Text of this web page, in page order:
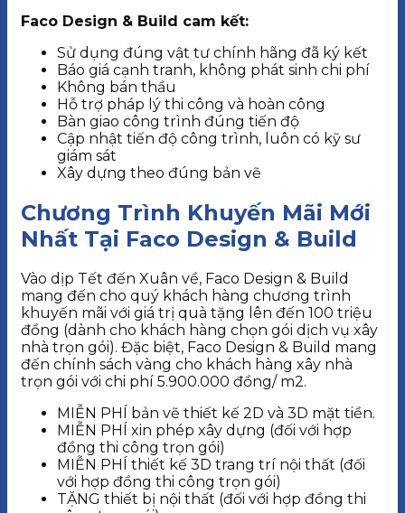
Faco Design & Build cam kết:
Sử dụng đúng vật tư chính hãng đã ký kết
Báo giá cạnh tranh, không phát sinh chi phí
Không bán thầu
Hỗ trợ pháp lý thi công và hoàn công
Bàn giao công trình đúng tiến độ
Cập nhật tiến độ công trình, luôn có kỹ sư
giám sát
Xây dựng theo đúng bản vẽ
Chương Trình Khuyến Mãi Mới
Nhất Tại Faco Design & Build
Vào dịp Tết đến Xuân về, Faco Design & Build
mang đến cho quý khách hàng chương trình
khuyến mãi với giá trị quà tặng lên đến 100 triệu
đồng (dành cho khách hàng chọn gói dịch vụ xây
nhà trọn gói). Đặc biệt, Faco Design & Build mang
đến chính sách vàng cho khách hàng xây nhà
trọn gói với chi phí 5.900.000 đồng/ m2.
MIỄN PHÍ bản vẽ thiết kế 2D và 3D mặt tiền.
MIỄN PHÍ xin phép xây dựng (đối với hợp
đồng thi công trọn gói)
MIỄN PHÍ thiết kế 3D trang trí nội thất (đối
với hợp đồng thi công trọn gói)
TẶNG thiết bị nội thất (đối với hợp đồng thi